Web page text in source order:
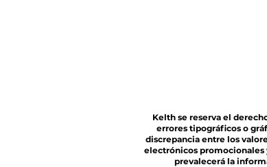
Kelth se reserva el
errores tipográficos o
discrepancia entre los
electrónicos promocionales
prevalecerá la